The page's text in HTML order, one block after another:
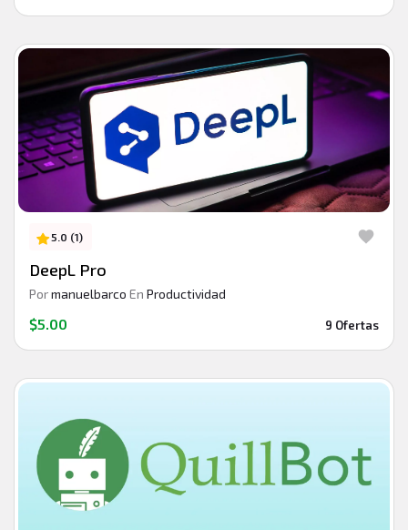
5.0 (1)
DeepL Pro
Pormanuelbarco En Productividad
$5.00 9 Ofertas